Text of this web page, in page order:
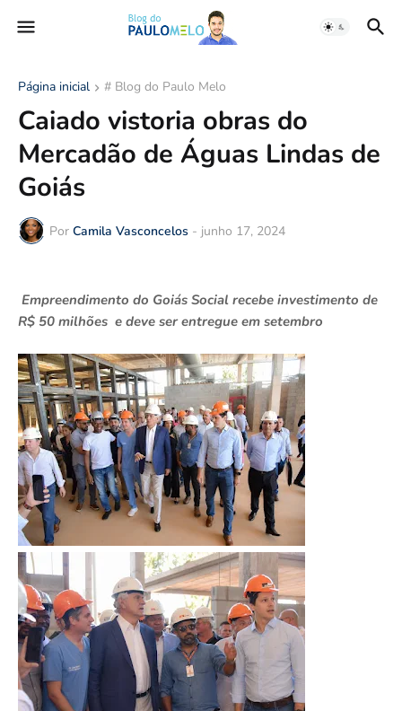
Página inicial # Blog do Paulo Melo
Caiado vistoria obras do
Mercadão de Águas Lindas de
Goiás
Por Camila Vasconcelos - junho 17, 2024
Empreendimento do Goiás Social recebe investimento de
R$ 50 milhões e deve ser entregue em setembro